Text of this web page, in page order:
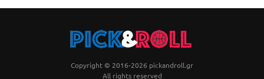
Copyright © 2016-2026 pickandroll.gr
All rights reserved